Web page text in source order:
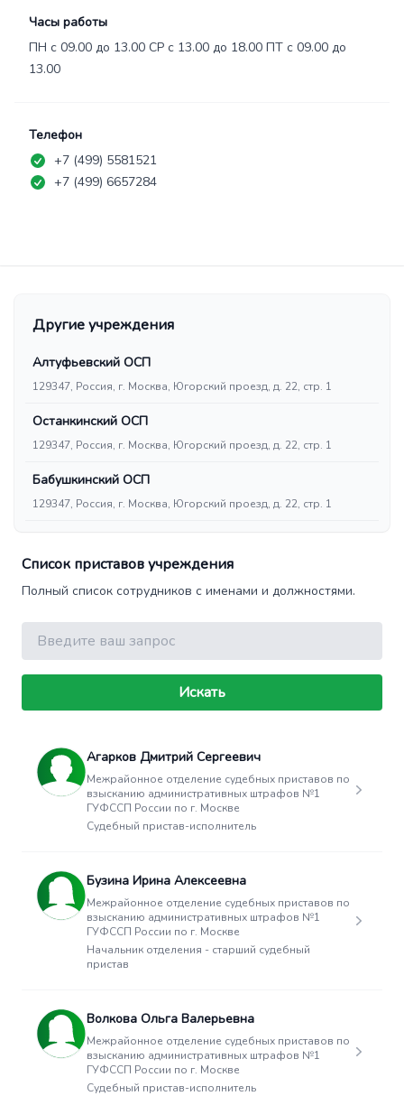
Часы работы
ПН с 09.00 до 13.00 СР с 13.00 до 18.00 ПТ с 09.00 до
13.00
Телефон
+7 (499) 5581521
+7 (499) 6657284
Другие учреждения
Алтуфьевский ОСП
129347, Россия, г. Москва, Югорский проезд, д. 22, стр. 1
Останкинский ОСП
129347, Россия, г. Москва, Югорский проезд, д. 22, стр. 1
Бабушкинский ОСП
129347, Россия, г. Москва, Югорский проезд, д. 22, стр. 1
Список приставов учреждения
Полный список сотрудников с именами и должностями.
Поиск
Искать
Агарков Дмитрий Сергеевич
Межрайонное отделение судебных приставов по
взысканию административных штрафов №1
ГУФССП России по г. Москве
Судебный пристав-исполнитель
Бузина Ирина Алексеевна
Межрайонное отделение судебных приставов по
взысканию административных штрафов №1
ГУФССП России по г. Москве
Начальник отделения - старший судебный
пристав
Волкова Ольга Валерьевна
Межрайонное отделение судебных приставов по
взысканию административных штрафов №1
ГУФССП России по г. Москве
Судебный пристав-исполнитель